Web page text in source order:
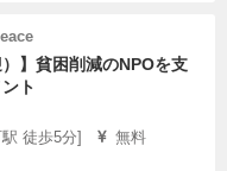
】貧困削減のNPOを支
ト
徒歩5分]
無料